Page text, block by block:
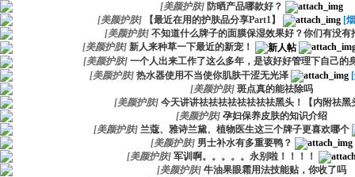
[美颜护肤] 防晒产品哪款好？
[美颜护肤] 【最近在用的护肤品分享Part1】
[
[美颜护肤] 不知道什么牌子的面膜保湿效果好？你们有没有
[美颜护肤] 新人来种草一下最近的新宠！
[美颜护肤] 一个人出来工作了这么多年，是该好好管理下自己的
[美颜护肤] 热水器使用不当使你肌肤干涩无光泽
[美颜护肤] 斑点真的能祛除吗
[美颜护肤] 今天讲讲祛祛祛祛祛祛祛祛黑头！【内附祛黑
[美颜护肤] 孕妇保养皮肤的知识介绍
[美颜护肤] 兰蔻、雅诗兰黛、植物医生这三个牌子更喜欢哪个
[美颜护肤] 男士补水有多重要鸭？
[美颜护肤] 军训啊。。。。。永别啦！！！！
[美颜护肤] 牛油果眼霜用法技能贴，你收了吗